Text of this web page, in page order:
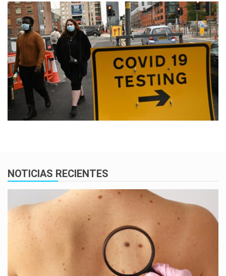
NOTICIAS RECIENTES